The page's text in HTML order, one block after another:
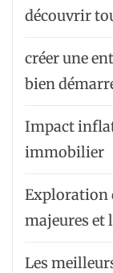
découvrir
créer une
bien
Impact
immobilier
Exploration
majeures et
Les